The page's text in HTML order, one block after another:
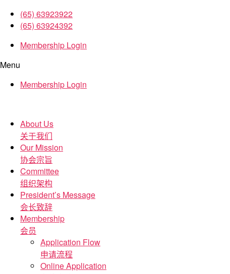
(65) 63923922
(65) 63924392
Membership Login
Menu
Membership Login
About Us
关于我们
Our Mission
协会宗旨
Committee
组织架构
President’s Message
会长致辞
Membership
会员
Application Flow
申请流程
Online Application